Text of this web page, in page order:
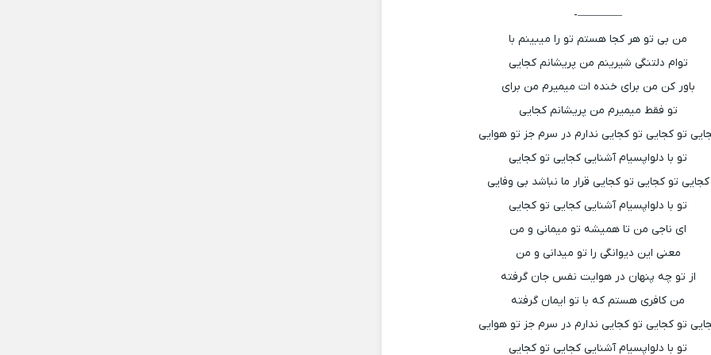
————-
من بی تو هر کجا هستم تو را میبینم با
توام دلتنگی شیرینم من پریشانم کجایی
باور کن من برای خنده ات میمیرم من برای
تو فقط میمیرم من پریشانم کجایی
تو کجایی تو کجایی ندارم در سرم جز تو هوایی
تو با دلواپسیام آشنایی کجایی تو کجایی
کجایی تو کجایی تو کجایی قرار ما نباشد بی وفایی
تو با دلواپسیام آشنایی کجایی تو کجایی
ای ناجی من تا همیشه تو میمانی و من
معنی این دیوانگی را تو میدانی و من
از تو چه پنهان در هوایت نفس جان گرفته
من کافری هستم که با تو ایمان گرفته
تو کجایی تو کجایی ندارم در سرم جز تو هوایی
تو با دلواپسیام آشنایی کجایی تو کجایی